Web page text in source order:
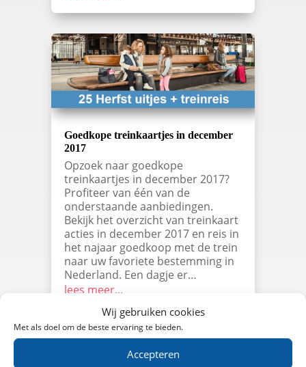
Wij gebruiken cookies
Met als doel om de beste ervaring te bieden.
Accepteren
Goedkope treinkaartjes in december
2017
Opzoek naar goedkope
treinkaartjes in december 2017?
Profiteer van één van de
onderstaande aanbiedingen.
Bekijk het overzicht van treinkaart
acties in december 2017 en reis in
het najaar goedkoop met de trein
naar uw favoriete bestemming in
Nederland. Een dagje er…
lees meer…